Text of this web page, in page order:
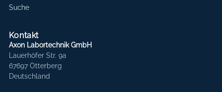
Suche
Kontakt
Axon Labortechnik GmbH
Lauerhöfer Str. 9a
67697 Otterberg
Deutschland